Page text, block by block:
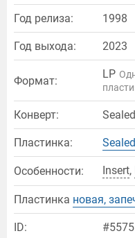
Год релиза: 1998
Год выхода: 2023
Формат: LP
Конверт: Sealed
Пластинка: Sealed
Особенности: Insert,
Пластинка новая,
ID: #5575